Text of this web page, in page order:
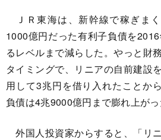
ＪＲ東海は、新幹線で稼ぎま
1000億円だった有利子負債を
るレベルまで減らした。やっと財
タイミングで、リニアの自前建設
用して3兆円を借り入れたことか
負債は4兆9000億円まで膨れ上がっ
外国人投資家からすると、「リ